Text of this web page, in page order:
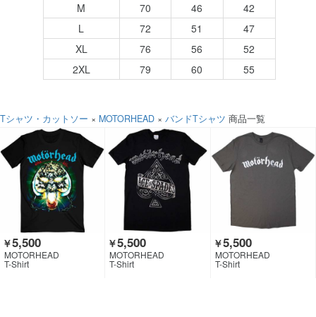
M
70 46
42
L
72 51
47
XL
76 56
52
2XL
79 60 55
Tシャツ・カットソー × MOTORHEAD × バンドTシャツ 商品一覧
￥5,500
MOTORHEAD
T-Shirt
￥5,500
MOTORHEAD
T-Shirt
￥5,500
MOTORHEAD
T-Shirt